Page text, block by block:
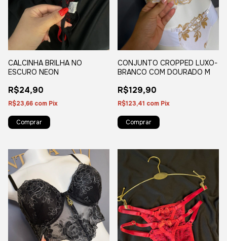
CALCINHA BRILHA NO
ESCURO NEON
R$24,90
R$23,66 com Pix
Comprar
CONJUNTO CROPPED LUXO-
BRANCO COM DOURADO M
R$129,90
R$123,41 com Pix